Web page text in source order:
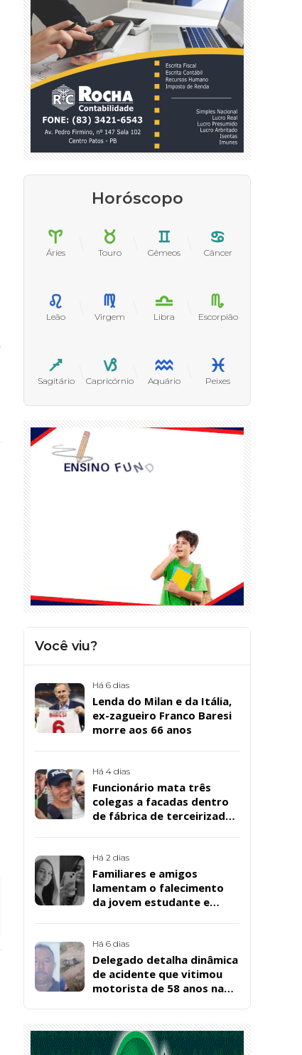
Horóscopo
Áries Touro Gêmeos Câncer
Leão Virgem Libra Escorpião
Sagitário Capricórnio Aquário Peixes
Você viu?
Há 6 dias
Lenda do Milan e da Itália,
ex-zagueiro Franco Baresi
morre aos 66 anos
Há 4 dias
Funcionário mata três
colegas a facadas dentro
de fábrica de terceirizada
Há 2 dias
Familiares e amigos
lamentam o falecimento
da jovem estudante e
Santos, em Patos
Há 6 dias
Delegado detalha dinâmica
de acidente que vitimou
motorista de 58 anos na